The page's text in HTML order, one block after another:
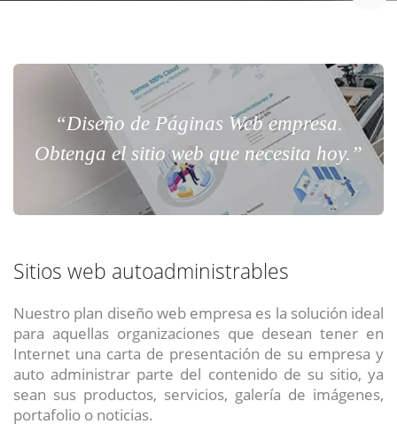
“Diseño de Páginas Web empresa.
Obtenga el sitio web que necesita hoy.”
Sitios web autoadministrables
Nuestro plan diseño web empresa es la solución ideal
para aquellas organizaciones que desean tener en
Internet una carta de presentación de su empresa y
auto administrar parte del contenido de su sitio, ya
sean sus productos, servicios, galería de imágenes,
portafolio o noticias.